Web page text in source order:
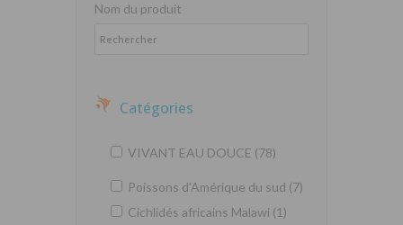
Nom du produit
Catégories
VIVANT EAU DOUCE (78)
Poissons d'Amérique du sud (7)
Cichlidés africains Malawi (1)